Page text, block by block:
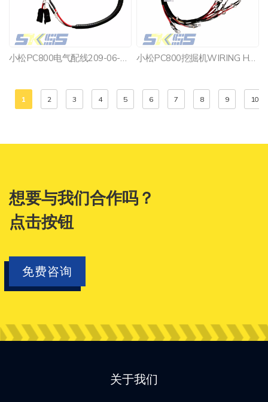
1 2 3 4 5 6 7 8 9 10
想要与我们合作吗？
点击按钮
免费咨询
关于我们